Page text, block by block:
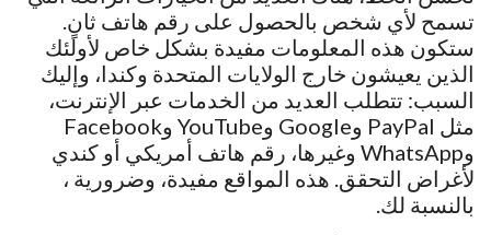
تسمح لأي شخص بالحصول على رقم هاتف ثانٍ.
ستكون هذه المعلومات مفيدة بشكل خاص لأولئك
الذين يعيشون خارج الولايات المتحدة وكندا، وإليك
السبب: تتطلب العديد من الخدمات عبر الإنترنت،
مثل PayPal وGoogle وYouTube وFacebook
وWhatsApp وغيرها، رقم هاتف أمريكي أو كندي
لأغراض التحقق. هذه المواقع مفيدة، وضرورية ،
بالنسبة لك.